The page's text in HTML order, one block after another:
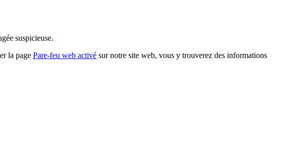
suspicieuse.
la page Pare-feu web activé sur notre site web, vous y trouverez des informations